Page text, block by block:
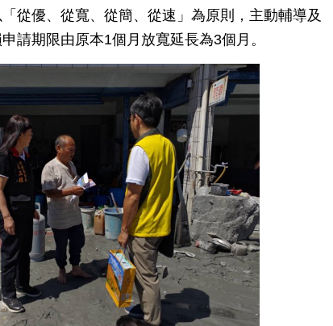
從優、從寬、從簡、從速」為原則，主動輔導及
請期限由原本1個月放寬延長為3個月。